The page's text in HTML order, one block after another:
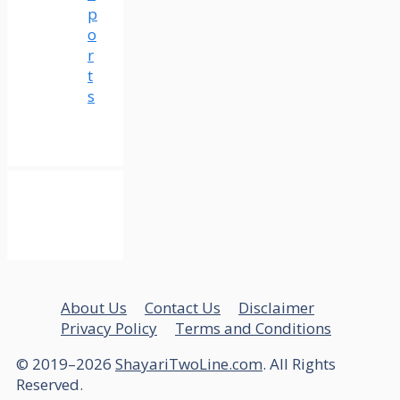
p
o
r
t
s
About Us Contact Us
Disclaimer
Privacy Policy
Terms and Conditions
© 2019–2026 ShayariTwoLine.com. All Rights
Reserved.